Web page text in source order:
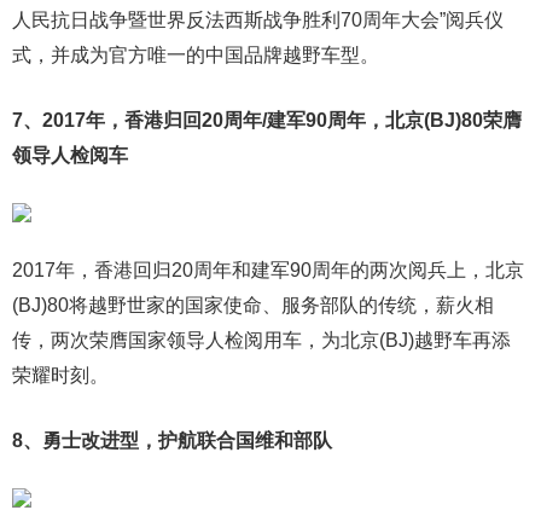
人民抗日战争暨世界反法西斯战争胜利70周年大会”阅兵仪
式，并成为官方唯一的中国品牌越野车型。
7、2017年，香港归回20周年/建军90周年，北京(BJ)80荣膺
领导人检阅车
2017年，香港回归20周年和建军90周年的两次阅兵上，北京
(BJ)80将越野世家的国家使命、服务部队的传统，薪火相
传，两次荣膺国家领导人检阅用车，为北京(BJ)越野车再添
荣耀时刻。
8、勇士改进型，护航联合国维和部队